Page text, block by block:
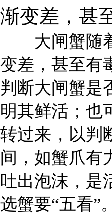
渐变差，甚
大闸蟹随着
变差，甚至有
判断大闸蟹是
明其鲜活；也
转过来，以判
间，如蟹爪有
吐出泡沫，是
选蟹要“五看”。